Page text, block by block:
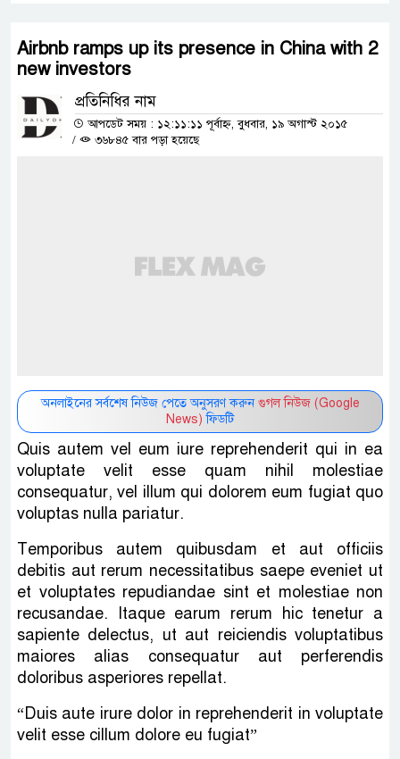
Airbnb ramps up its presence in China with 2
new investors
প্রতিনিধির নাম
আপডেট সময় : ১২:১১:১১ পূর্বাহ্ন, বুধবার, ১৯ অগাস্ট ২০১৫
/
৩৬৮৪৫ বার পড়া হয়েছে
অনলাইনের সর্বশেষ নিউজ পেতে অনুসরণ করুন গুগল নিউজ (Google
News) ফিডটি
Quis autem vel eum iure reprehenderit qui in ea
voluptate velit esse quam nihil molestiae
consequatur, vel illum qui dolorem eum fugiat quo
voluptas nulla pariatur.
Temporibus autem quibusdam et aut officiis
debitis aut rerum necessitatibus saepe eveniet ut
et voluptates repudiandae sint et molestiae non
recusandae. Itaque earum rerum hic tenetur a
sapiente delectus, ut aut reiciendis voluptatibus
maiores alias consequatur aut perferendis
doloribus asperiores repellat.
“Duis aute irure dolor in reprehenderit in voluptate
velit esse cillum dolore eu fugiat”